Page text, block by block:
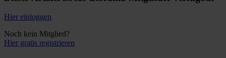
Hier einloggen
Noch kein Mitglied?
Hier gratis registrieren